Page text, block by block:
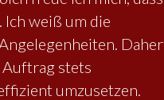
Ich weiß um die
Daher
stets
umzusetzen.